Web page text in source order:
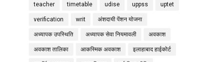
teacher timetable udise uppss uptet
verification writ अंशदायी पेंशन योजना
अध्यापक उपस्थिति अध्यापक सेवा नियमावली अवकाश
अवकाश तालिका आकस्मिक अवकाश इलाहाबाद हाईकोर्ट